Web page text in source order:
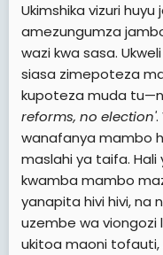
upumbavu wa
tofauti ya watawala
mamba aliyekula
Ukimshika vizuri
amezungumza
wazi kwa sasa.
siasa zimepoteza
kupoteza muda
reforms, no election'.
wanafanya mambo
maslahi ya taifa.
kwamba mambo
yanapita hivi hivi, na
uzembe wa viongozi
ukitoa maoni tofauti,